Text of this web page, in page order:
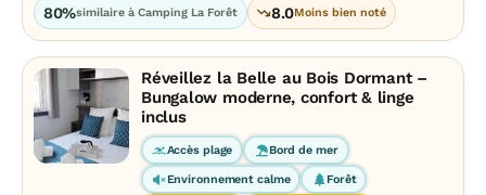
80%similaire à Camping La Forêt 8.0Moins bien noté
Réveillez la Belle au Bois Dormant –
Bungalow moderne, confort & linge
inclus
Accès plage Bord de mer
Environnement calme Forêt